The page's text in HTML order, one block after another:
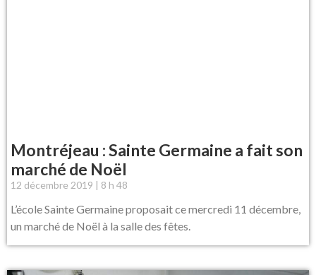
Montréjeau : Sainte Germaine a fait son
marché de Noël
12 décembre 2019 8 h 48
L’école Sainte Germaine proposait ce mercredi 11 décembre,
un marché de Noël à la salle des fêtes.